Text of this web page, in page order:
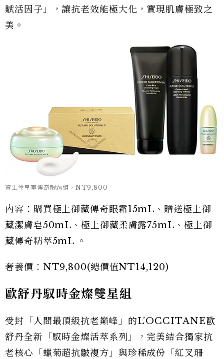
賦活因子」，讓抗老效能極大化，實現肌膚極致之
美。
資生堂皇室傳奇眼霜組，NT9,800
內容：購買極上御藏傳奇眼霜15mL、贈送極上御
藏潔膚皂50mL、極上御藏柔膚露75mL、極上御
藏傳奇精萃5mL 。
奢養價：NT9,800(總價值NT14,120)
歐舒丹馭時金燦雙星組
受封「人間最頂級抗老巔峰」的L’OCCITANE歐
舒丹全新「馭時金燦活萃系列」，完美結合獨家抗
老核心「蠟菊超抗皺複方」與珍稀成份「紅叉珊